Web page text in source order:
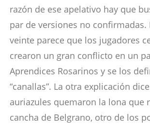
razón de ese apelativo hay que
par de versiones no confirmadas.
veinte parece que los jugadores
crearon un gran conflicto en un
Aprendices Rosarinos y se los
“canallas”. La otra explicación
auriazules quemaron la lona que
cancha de Belgrano, otro de los